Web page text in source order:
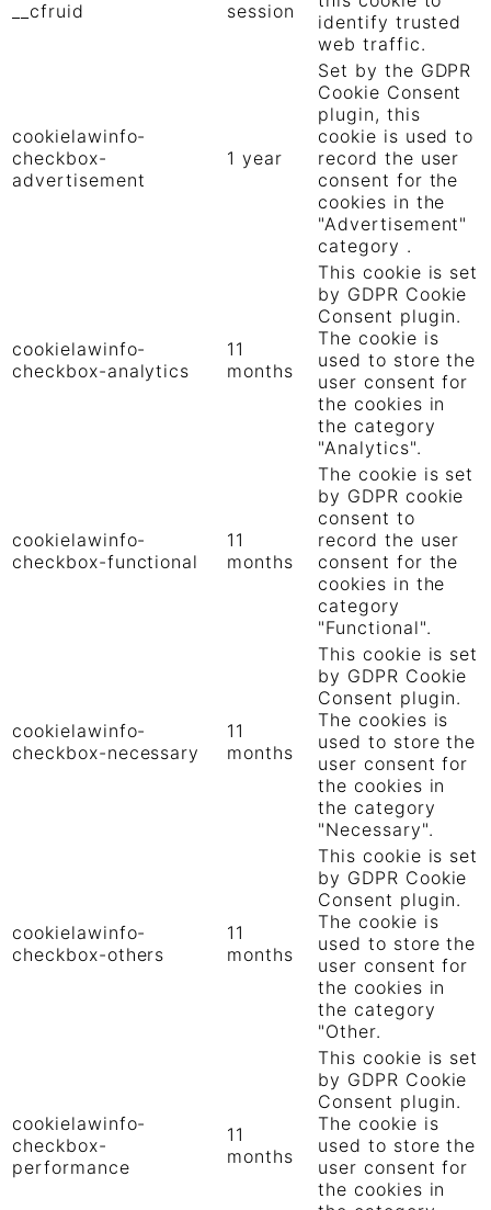
__cfruid session
identify trusted
web traffic.
cookielawinfo-
checkbox-
advertisement
1 year
Set by the GDPR
Cookie Consent
plugin, this
cookie is used to
record the user
consent for the
cookies in the
"Advertisement"
category .
cookielawinfo-
checkbox-analytics
11
months
This cookie is set
by GDPR Cookie
Consent plugin.
The cookie is
used to store the
user consent for
the cookies in
the category
"Analytics".
cookielawinfo-
checkbox-functional
11
months
The cookie is set
by GDPR cookie
consent to
record the user
consent for the
cookies in the
category
"Functional".
cookielawinfo-
checkbox-necessary
11
months
This cookie is set
by GDPR Cookie
Consent plugin.
The cookies is
used to store the
user consent for
the cookies in
the category
"Necessary".
cookielawinfo-
checkbox-others
11
months
This cookie is set
by GDPR Cookie
Consent plugin.
The cookie is
used to store the
user consent for
the cookies in
the category
"Other.
cookielawinfo-
checkbox-
performance
11
months
This cookie is set
by GDPR Cookie
Consent plugin.
The cookie is
used to store the
user consent for
the cookies in